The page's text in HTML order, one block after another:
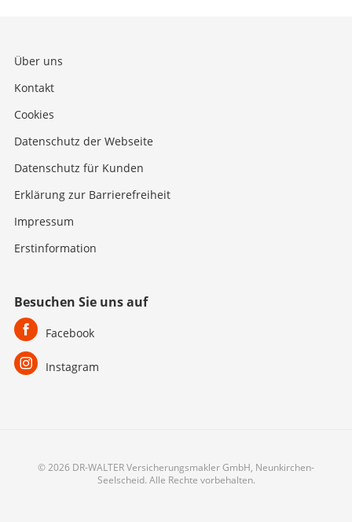
Über uns
Kontakt
Cookies
Datenschutz der Webseite
Datenschutz für Kunden
Erklärung zur Barrierefreiheit
Impressum
Erstinformation
Besuchen Sie uns auf
Facebook
Instagram
© 2026 DR-WALTER Versicherungsmakler GmbH, Neunkirchen-
Seelscheid. Alle Rechte vorbehalten.